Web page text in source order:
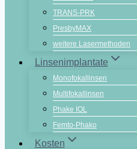
TRANS-PRK
PresbyMAX
weitere Lasermethoden
Linsenimplantate
Monofokallinsen
Multifokallinsen
Phake IOL
Femto-Phako
Kosten